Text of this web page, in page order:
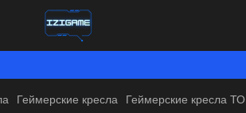
Геймерские кресла Геймерские кресла